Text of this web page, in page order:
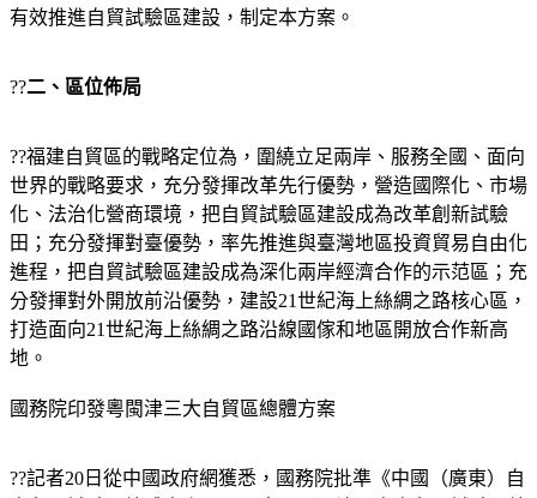
有效推進自貿試驗區建設，制定本方案。
??二、區位佈局
??福建自貿區的戰略定位為，圍繞立足兩岸、服務全國、面向
世界的戰略要求，充分發揮改革先行優勢，營造國際化、市場
化、法治化營商環境，把自貿試驗區建設成為改革創新試驗
田；充分發揮對臺優勢，率先推進與臺灣地區投資貿易自由化
進程，把自貿試驗區建設成為深化兩岸經濟合作的示范區；充
分發揮對外開放前沿優勢，建設21世紀海上絲綢之路核心區，
打造面向21世紀海上絲綢之路沿線國傢和地區開放合作新高
地。
國務院印發粵閩津三大自貿區總體方案
??記者20日從中國政府網獲悉，國務院批準《中國（廣東）自